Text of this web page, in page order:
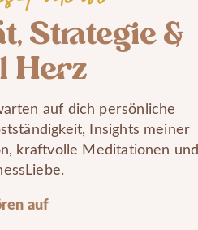
Strategie &
Herz
auf dich persönliche
Insights meiner
kraftvolle Meditationen und
auf